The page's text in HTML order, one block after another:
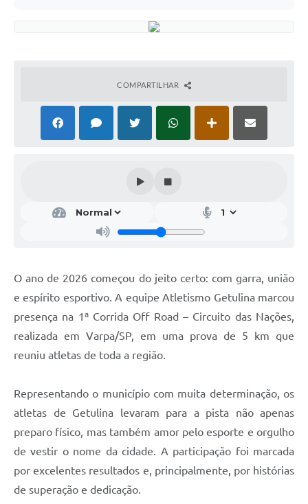
COMPARTILHAR
O ano de 2026 começou do jeito certo: com garra, união
e espírito esportivo. A equipe Atletismo Getulina marcou
presença na 1ª Corrida Off Road – Circuito das Nações,
realizada em Varpa/SP, em uma prova de 5 km que
reuniu atletas de toda a região.
Representando o município com muita determinação, os
atletas de Getulina levaram para a pista não apenas
preparo físico, mas também amor pelo esporte e orgulho
de vestir o nome da cidade. A participação foi marcada
por excelentes resultados e, principalmente, por histórias
de superação e dedicação.